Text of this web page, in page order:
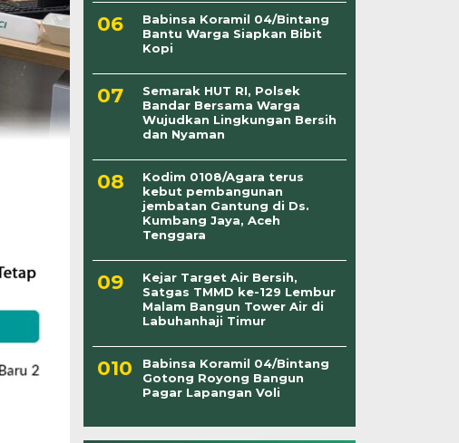
Babinsa Koramil 04/Bintang
Bantu Warga Siapkan Bibit
Kopi
Semarak HUT RI, Polsek
Bandar Bersama Warga
Wujudkan Lingkungan Bersih
dan Nyaman
Kodim 0108/Agara terus
kebut pembangunan
jembatan Gantung di Ds.
Kumbang Jaya, Aceh
Tenggara
Kejar Target Air Bersih,
Satgas TMMD ke-129 Lembur
Malam Bangun Tower Air di
Labuhanhaji Timur
Babinsa Koramil 04/Bintang
Gotong Royong Bangun
Pagar Lapangan Voli